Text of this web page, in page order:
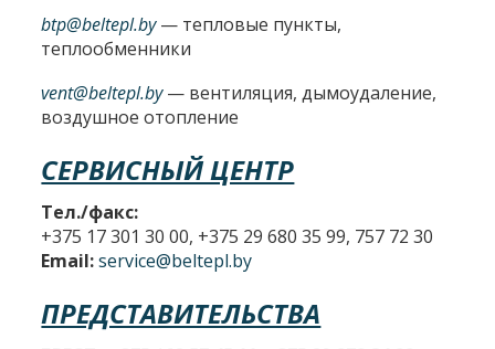
btp@beltepl.by— тепловые пункты,
теплообменники
vent@beltepl.by— вентиляция, дымоудаление,
воздушное отопление
СЕРВИСНЫЙ ЦЕНТР
Тел./факс:
+375 17 301 30 00, +375 29 680 35 99, 757 72 30
Email: service@beltepl.by
ПРЕДСТАВИТЕЛЬСТВА